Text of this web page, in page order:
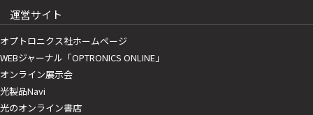
運営サイト
オプトロニクス社ホームページ
WEBジャーナル「OPTRONICS ONLINE」
オンライン展示会
光製品Navi
光のオンライン書店